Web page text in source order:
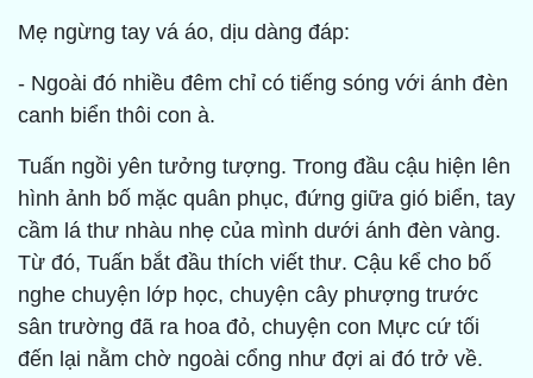
Mẹ ngừng tay vá áo, dịu dàng đáp:
- Ngoài đó nhiều đêm chỉ có tiếng sóng với ánh đèn
canh biển thôi con à.
Tuấn ngồi yên tưởng tượng. Trong đầu cậu hiện lên
hình ảnh bố mặc quân phục, đứng giữa gió biển, tay
cầm lá thư nhàu nhẹ của mình dưới ánh đèn vàng.
Từ đó, Tuấn bắt đầu thích viết thư. Cậu kể cho bố
nghe chuyện lớp học, chuyện cây phượng trước
sân trường đã ra hoa đỏ, chuyện con Mực cứ tối
đến lại nằm chờ ngoài cổng như đợi ai đó trở về.